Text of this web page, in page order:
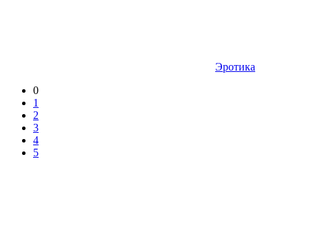
Эротика
0
1
2
3
4
5